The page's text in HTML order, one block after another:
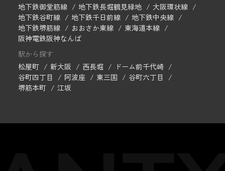
地下鉄御堂筋線
地下鉄長堀鶴見緑地
大阪環状線
地下鉄谷町線
地下鉄千日前線
地下鉄中央線
地下鉄堺筋線
おおさか東線
東海道本線
阪神電鉄阪神なんば
駅から探す
松屋町
新大阪 西長堀
ドーム前千代崎
谷町四丁目
阿波座 東三国
谷町六丁目
堺筋本町
江坂